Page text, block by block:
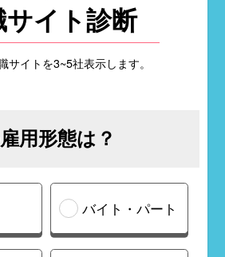
イト診断
サイトを3~5社表示します。
用形態は？
バイト・パート